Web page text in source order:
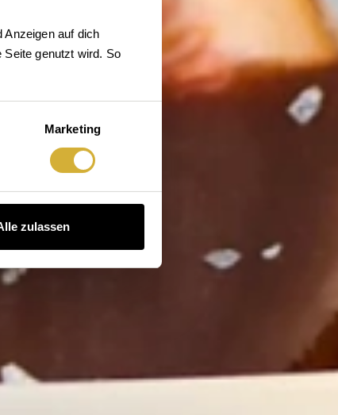
Anzeigen auf dich
genutzt wird. So
Marketing
zulassen